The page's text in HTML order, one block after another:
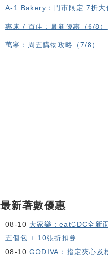
A-1 Bakery：門市限定 7折大
惠康 / 百佳：最新優惠（6/8）
萬寧：周五購物攻略（7/8）
最新著數優惠
08-10 大家樂：eatCDC全新
五個包 + 10張折扣券
08-10GODIVA：指定夾心及